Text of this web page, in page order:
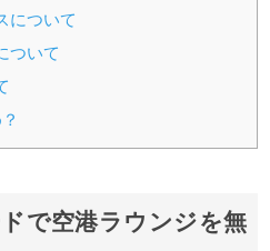
について
ついて
で空港ラウンジを無